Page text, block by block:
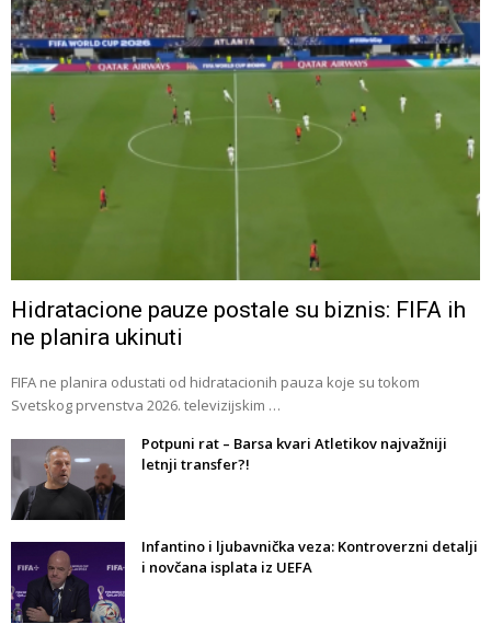
Hidratacione pauze postale su biznis: FIFA ih
ne planira ukinuti
FIFA ne planira odustati od hidratacionih pauza koje su tokom
Svetskog prvenstva 2026. televizijskim …
Potpuni rat – Barsa kvari Atletikov najvažniji
letnji transfer?!
Infantino i ljubavnička veza: Kontroverzni detalji
i novčana isplata iz UEFA